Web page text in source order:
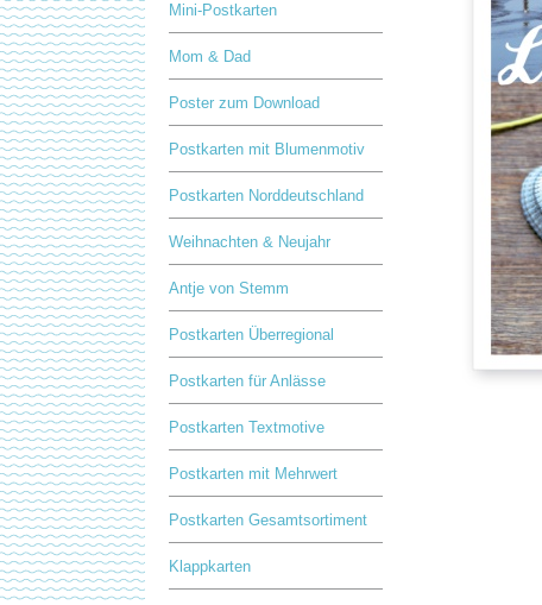
Mini-Postkarten
Mom & Dad
Poster zum Download
Postkarten mit Blumenmotiv
Postkarten Norddeutschland
Weihnachten & Neujahr
Antje von Stemm
Postkarten Überregional
Postkarten für Anlässe
Postkarten Textmotive
Postkarten mit Mehrwert
Postkarten Gesamtsortiment
Klappkarten